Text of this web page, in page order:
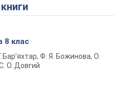
Play Video
8 клас
Бар’яхтар, Ф. Я. Божинова, О.
О. Довгий